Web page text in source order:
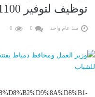
توظيف لتوفير 1100 فرصة عمل للشباب
منذ عام واحد 0
0